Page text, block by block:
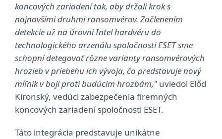
koncových zariadení tak, aby držali krok s
najnovšími druhmi ransomvérov. Začlenením
detekcie už na úrovni Intel hardvéru do
technologického arzenálu spoločnosti ESET sme
schopní detegovať rôzne varianty ransomvérových
hrozieb v priebehu ich vývoja, čo predstavuje nový
míľnik v boji proti budúcim hrozbám," uviedol Előd
Kironský, vedúci zabezpečenia firemných
koncových zariadení spoločnosti ESET.
Táto integrácia predstavuje unikátne